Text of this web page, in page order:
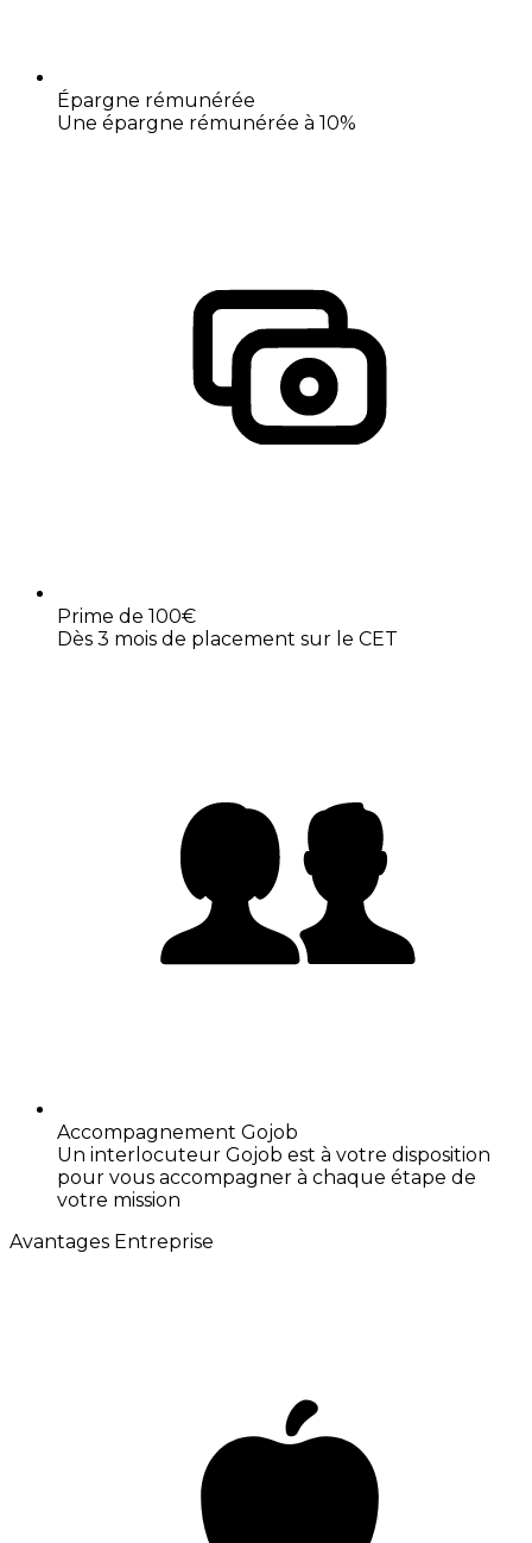
Épargne rémunérée
Une épargne rémunérée à 10%
Prime de 100€
Dès 3 mois de placement sur le CET
Accompagnement Gojob
Un interlocuteur Gojob est à votre disposition
pour vous accompagner à chaque étape de
votre mission
Avantages Entreprise